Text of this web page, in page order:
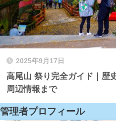
2025年9月17日
高尾山 祭り完全ガイド｜歴
周辺情報まで
管理者プロフィール